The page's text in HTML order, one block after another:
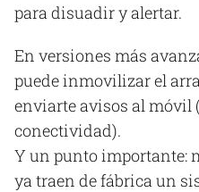
para disuadir y alertar.
En versiones más
puede inmovilizar el
enviarte avisos al móvil
conectividad).
Y un punto importante:
ya traen de fábrica un